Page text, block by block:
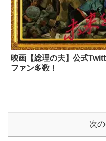
映画【総理の夫】公式
ファン多数！
次